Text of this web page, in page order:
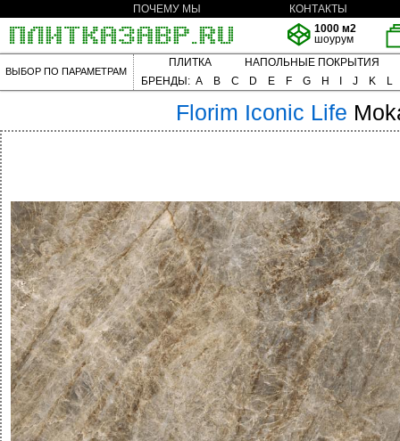
ПОЧЕМУ МЫ
КОНТАКТЫ
1000 м2
шоурум
ВЫБОР ПО ПАРАМЕТРАМ
ПЛИТКА
НАПОЛЬНЫЕ ПОКРЫТИЯ
БРЕНДЫ: A B C D E F G H J K L
Florim Iconic Life